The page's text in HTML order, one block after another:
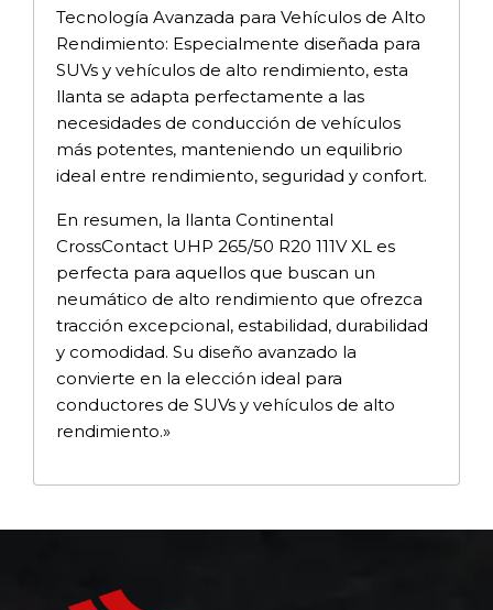
Tecnología Avanzada para Vehículos de Alto
Rendimiento: Especialmente diseñada para
SUVs y vehículos de alto rendimiento, esta
llanta se adapta perfectamente a las
necesidades de conducción de vehículos
más potentes, manteniendo un equilibrio
ideal entre rendimiento, seguridad y confort.
En resumen, la llanta Continental
CrossContact UHP 265/50 R20 111V XL es
perfecta para aquellos que buscan un
neumático de alto rendimiento que ofrezca
tracción excepcional, estabilidad, durabilidad
y comodidad. Su diseño avanzado la
convierte en la elección ideal para
conductores de SUVs y vehículos de alto
rendimiento.»